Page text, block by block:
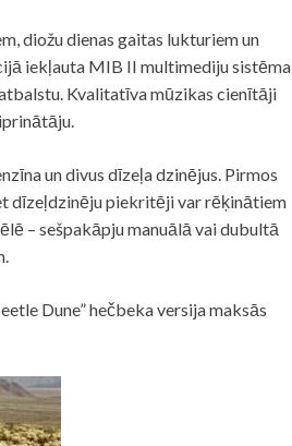
diožu dienas gaitas lukturiem un
iekļauta MIB II multimediju sistēma
Kvalitatīva mūzikas cienītāji
un divus dīzeļa dzinējus. Pirmos
dīzeļdzinēju piekritēji var rēķinātiem
– sešpakāpju manuālā vai dubultā
Dune” hečbeka versija maksās